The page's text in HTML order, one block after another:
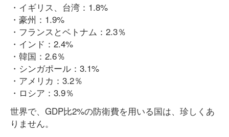
・イギリス、台湾：1.8%
・豪州：1.9%
・フランスとベトナム：2.3％
・インド：2.4%
・韓国：2.6％
・シンガポール：3.1%
・アメリカ：3.2％
・ロシア：3.9％
世界で、GDP比2%の防衛費を用いる国は、珍しくあ
りません。